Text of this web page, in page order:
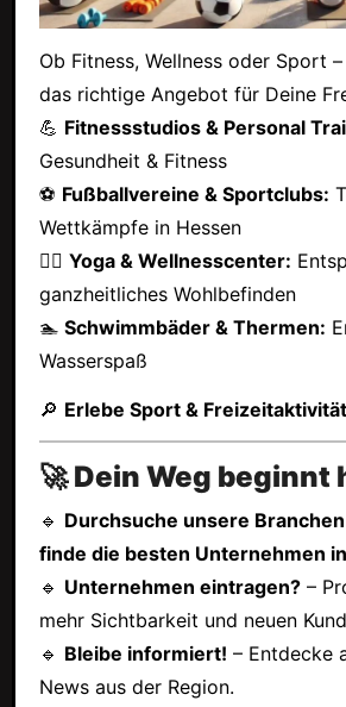
Ob Fitness, Wellness oder Sport
das richtige Angebot für Deine
💪 Fitnessstudios & Personal
Gesundheit & Fitness
⚽ Fußballvereine & Sportclubs:
Wettkämpfe in Hessen
🧘‍♂️ Yoga & Wellnesscenter:
ganzheitliches Wohlbefinden
🏊 Schwimmbäder & Thermen:
Wasserspaß
🔎 Erlebe Sport &
🚀 Dein Weg beginnt
🔹 Durchsuche unsere
finde die besten Unternehmen
🔹 Unternehmen eintragen?–
mehr Sichtbarkeit und neuen
🔹 Bleibe informiert! – Entdecke
News aus der Region.